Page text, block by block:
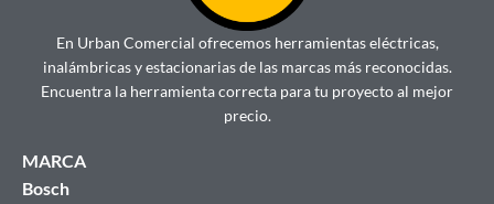
En Urban Comercial ofrecemos herramientas eléctricas,
inalámbricas y estacionarias de las marcas más reconocidas.
Encuentra la herramienta correcta para tu proyecto al mejor
precio.
MARCA
Bosch